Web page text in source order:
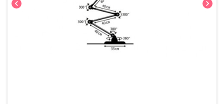
chevron_left chevron_right